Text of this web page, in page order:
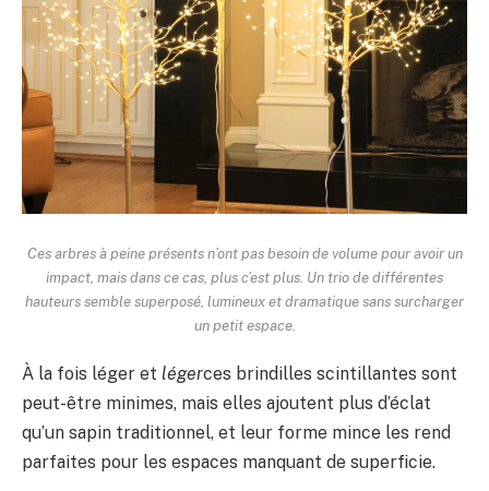
Ces arbres à peine présents n’ont pas besoin de volume pour avoir un
impact, mais dans ce cas, plus c’est plus. Un trio de différentes
hauteurs semble superposé, lumineux et dramatique sans surcharger
un petit espace.
À la fois léger et légerces brindilles scintillantes sont
peut-être minimes, mais elles ajoutent plus d’éclat
qu’un sapin traditionnel, et leur forme mince les rend
parfaites pour les espaces manquant de superficie.